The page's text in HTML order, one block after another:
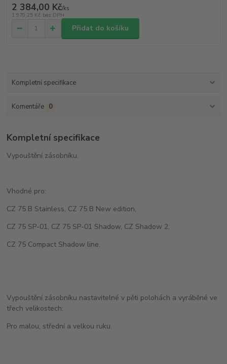
2 384,00 Kč/ks
1 970,25 Kč bez DPH
Přidat do košíku
Kompletní specifikace
Komentáře 0
Kompletní specifikace
Vypouštění zásobníku.
Vhodné pro:
CZ 75 B Stainless, CZ 75 B New edition,
CZ 75 SP-01, CZ 75 SP-01 Shadow, CZ Shadow 2,
CZ 75 Compact Shadow line.
Vypouštění zásobníku nastavitelné v pěti polohách a vyráběné ve
třech velikostech:
Pro malou, střední a velkou ruku.